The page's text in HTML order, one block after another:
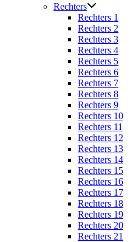
Rechters
Rechters 1
Rechters 2
Rechters 3
Rechters 4
Rechters 5
Rechters 6
Rechters 7
Rechters 8
Rechters 9
Rechters 10
Rechters 11
Rechters 12
Rechters 13
Rechters 14
Rechters 15
Rechters 16
Rechters 17
Rechters 18
Rechters 19
Rechters 20
Rechters 21